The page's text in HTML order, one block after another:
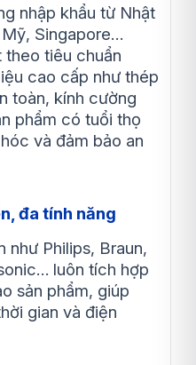
nhập khẩu từ Nhật
Singapore…
tiêu chuẩn
cao cấp như thép
toàn, kính cường
phẩm có tuổi thọ
và đảm bảo an
đa tính năng
như Philips, Braun,
luôn tích hợp
sản phẩm, giúp
gian và điện